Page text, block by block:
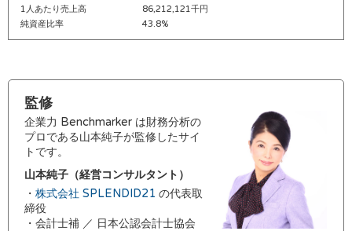
1人あたり売上高
86,212,121千円
純資産比率
43.8%
監修
企業力 Benchmarker は財務分析の
プロである山本純子が監修したサイ
トです。
山本純子（経営コンサルタント）
・ 株式会社 SPLENDID21 の代表取
締役
・会計士補 ／ 日本公認会計士協会